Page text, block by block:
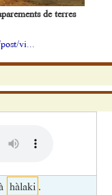
de terres
vi...
hàlaki .